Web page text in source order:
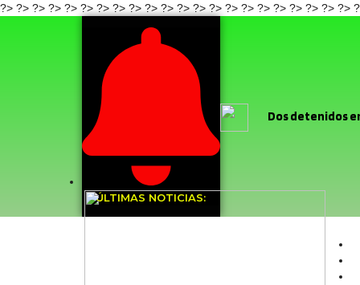
?> ?> ?> ?> ?> ?> ?> ?> ?> ?> ?> ?> ?> ?> ?> ?> ?> ?> ?> ?> ?> ?>
ÚLTIMAS NOTICIAS:
Dos detenidos